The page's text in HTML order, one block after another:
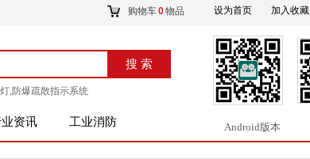
设为首页 加入收藏
购物车0物品
搜 索
搜索
,防爆疏散指示系统
资讯 工业消防 Android版本